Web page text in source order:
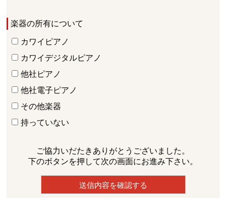
楽器の所有について
カワイピアノ
カワイデジタルピアノ
他社ピアノ
他社電子ピアノ
その他楽器
持っていない
ご協力いだたきありがとうございました。
下のボタンを押して次の画面にお進み下さい。